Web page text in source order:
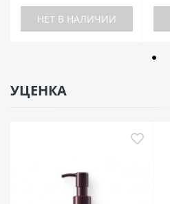
НЕТ В НАЛИЧИИ
УЦЕНКА